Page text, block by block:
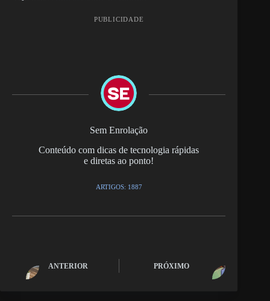
PUBLICIDADE
Sem Enrolação
Conteúdo com dicas de tecnologia rápidas
e diretas ao ponto!
ARTIGOS: 1887
ANTERIOR PRÓXIMO